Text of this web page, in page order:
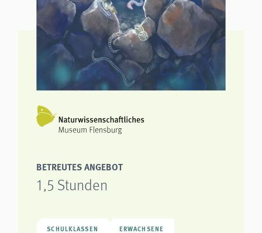
BETREUTES ANGEBOT
1,5 Stunden
SCHULKLASSEN ERWACHSENE